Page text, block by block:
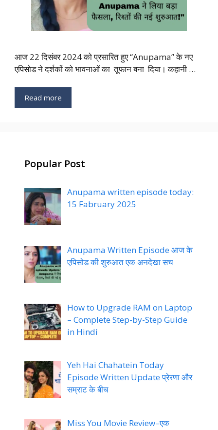
आज 22 दिसंबर 2024 को प्रसारित हुए “Anupama” के नए
एपिसोड ने दर्शकों को भावनाओं का तूफान बना दिया। कहानी …
Read more
Popular Post
Anupama written episode today:
15 Fabruary 2025
Anupama Written Episode आज के
एपिसोड की शुरुआत एक अनदेखा सच
How to Upgrade RAM on Laptop
– Complete Step-by-Step Guide
in Hindi
Yeh Hai Chahatein Today
Episode Written Update प्रेरणा और
सम्राट के बीच
Miss You Movie Review–एक